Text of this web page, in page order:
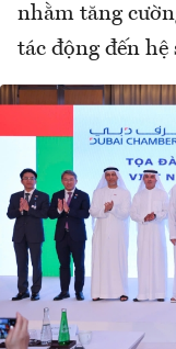
nhằm tăng
tác động đến